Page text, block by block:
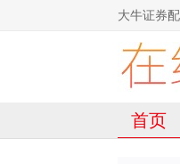
大牛证券
首页